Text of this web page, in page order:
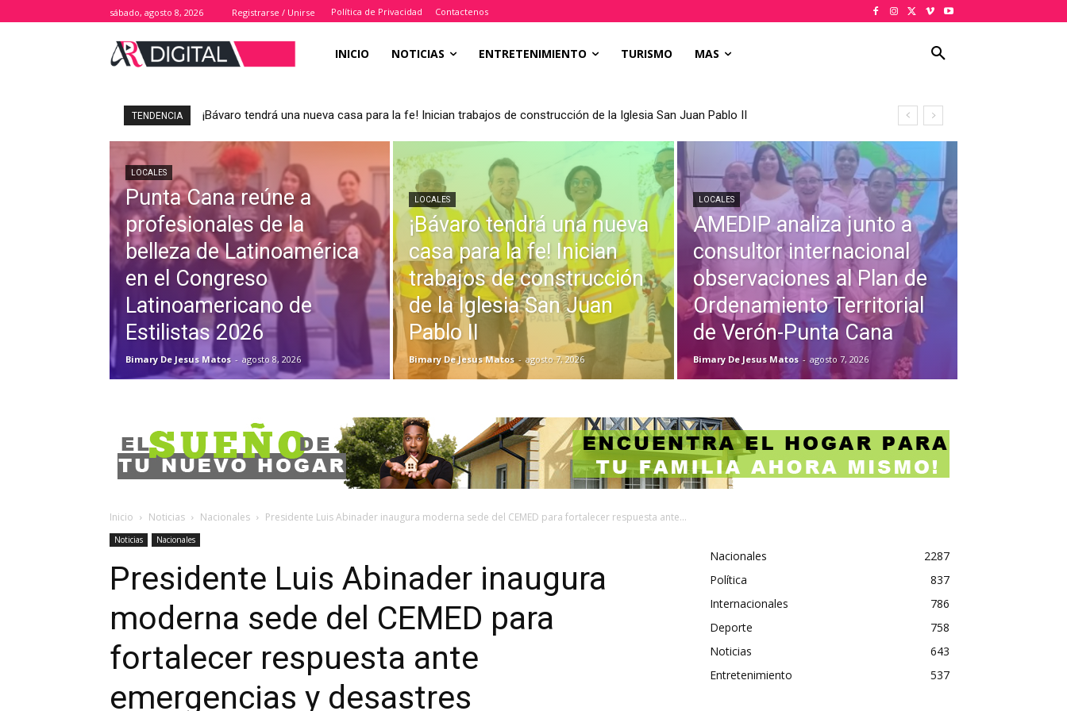
sábado, agosto 8, 2026 Registrarse / Unirse Política de Privacidad Contactenos
INICIO NOTICIAS ENTRETENIMIENTO TURISMO MAS
TENDENCIA ¡Bávaro tendrá una nueva casa para la fe! Inician trabajos de construcción de la Iglesia San Juan Pablo II
LOCALES
Punta Cana reúne a
profesionales de la
belleza de Latinoamérica
en el Congreso
Latinoamericano de
Estilistas 2026
Bimary De Jesus Matos - agosto 8, 2026
LOCALES
¡Bávaro tendrá una nueva
casa para la fe! Inician
trabajos de construcción
de la Iglesia San Juan
Pablo II
Bimary De Jesus Matos - agosto 7, 2026
LOCALES
AMEDIP analiza junto a
consultor internacional
observaciones al Plan de
Ordenamiento Territorial
de Verón-Punta Cana
Bimary De Jesus Matos - agosto 7, 2026
Inicio Noticias Nacionales Presidente Luis Abinader inaugura moderna sede del CEMED para fortalecer respuesta ante...
Noticias Nacionales
Presidente Luis Abinader inaugura
moderna sede del CEMED para
fortalecer respuesta ante
emergencias y desastres
Nacionales
2287
Política
837
Internacionales
786
Deporte
758
Noticias
643
Entretenimiento
537